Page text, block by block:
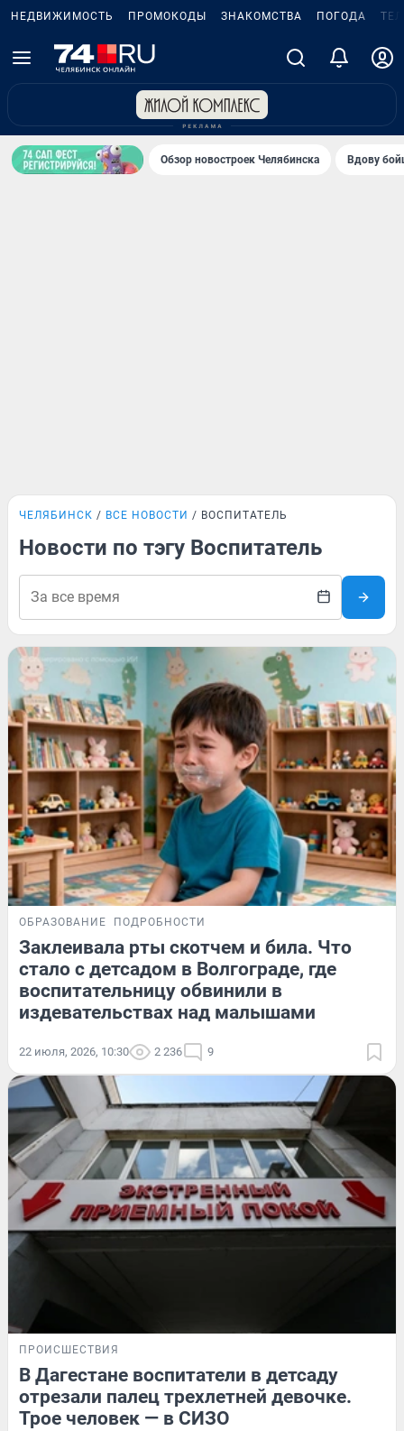
НЕДВИЖИМОСТЬ ПРОМОКОДЫ ЗНАКОМСТВА ПОГОДА
Обзор новостроек Челябинска Вдову
ЧЕЛЯБИНСК ВСЕ НОВОСТИ ВОСПИТАТЕЛЬ
Новости по тэгу Воспитатель
ОБРАЗОВАНИЕ ПОДРОБНОСТИ
Заклеивала рты скотчем и била. Что
стало с детсадом в Волгограде, где
воспитательницу обвинили в
издевательствах над малышами
22 июля, 2026, 10:30 2 236 9
ПРОИСШЕСТВИЯ
В Дагестане воспитатели в детсаду
отрезали палец трехлетней девочке.
Трое человек — в СИЗО